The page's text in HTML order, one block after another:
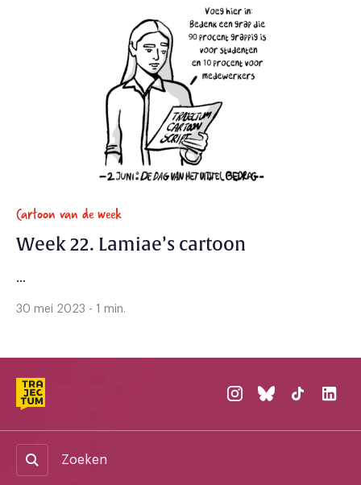
Cartoon van de week
Week 22. Lamiae’s cartoon
...
30 mei 2023 - 1 min.
Zoeken